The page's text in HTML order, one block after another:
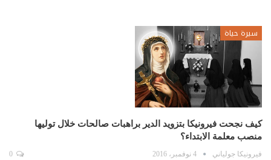
سيرة حياة
كيف نجحت فيرونيكا بتزويد الدير براهبات صالحات خلال توليها
منصب معلمة الابتداء؟
فيرونيكا جولياني 4 نوفمبر، 2016